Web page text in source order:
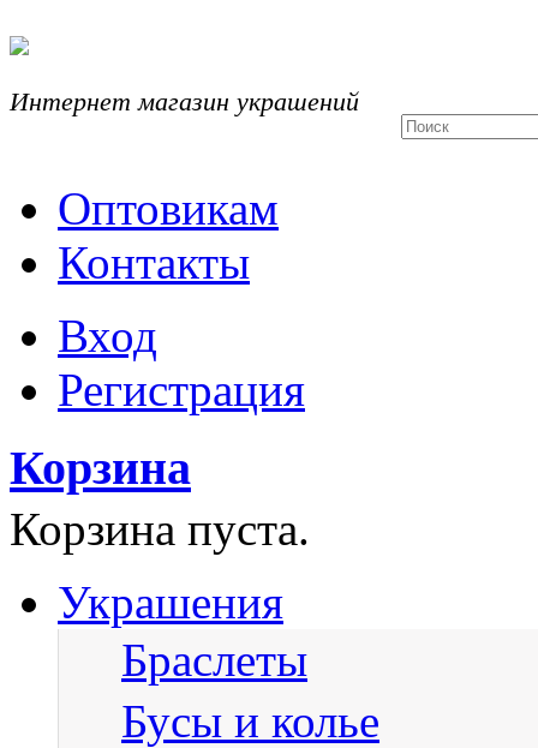
Интернет магазин украшений
Оптовикам
Контакты
Вход
Регистрация
Корзина
Корзина пуста.
Украшения
Браслеты
Бусы и колье